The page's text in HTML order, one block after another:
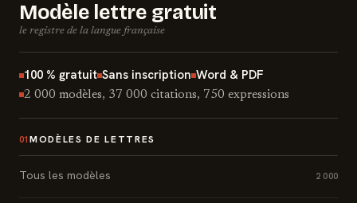
Modèle lettre gratuit
le registre de la langue française
100 % gratuit Sans inscription Word & PDF
2 000 modèles, 37 000 citations, 750 expressions
01 MODÈLES DE LETTRES
Tous les modèles 2 000